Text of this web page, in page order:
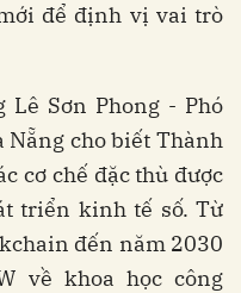
để định vị vai trò
Sơn Phong - Phó
Nẵng cho biết Thành
cơ chế đặc thù được
triển kinh tế số. Từ
đến năm 2030
về khoa học công